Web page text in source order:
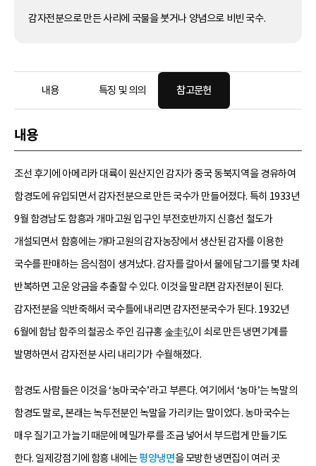
감자전분으로 만든 사리에 국물을 붓거나 양념으로 비빈 국수.
내용 특징 및 의의 참고문헌
내용
조선 후기에 아메리카 대륙이 원산지인 감자가 중국 동북지역을 경유하여
함경도에 유입되면서 감자전분으로 만든 국수가 만들어졌다. 특히 1933년
9월 함경남도 함흥과 개마고원 입구인 부전호반까지 신흥선 철도가
개설되면서 함흥에는 개마고원의 감자농장에서 생산된 감자를 이용한
국수를 판매하는 음식점이 생겨났다. 감자를 갈아서 물에 담그기를 몇 차례
반복하면 고운 앙금을 추출할 수 있다. 이것을 말리면 감자전분이 된다.
감자전분을 익반죽해서 국수틀에 내리면 감자전분국수가 된다. 1932년
6월에 함남 함주의 철공소 주인 김규홍 金圭弘이 쇠로 만든 냉면기계를
발명하면서 감자전분 사리 내리기가 수월해졌다.
함경도 사람들은 이것을 ‘농마국수’라고 부른다. 여기에서 ‘농마’는 녹말의
함경도 말로, 본래는 녹두전분인 녹말을 가리키는 말이었다. 농마국수는
매우 질기고 가늘기 때문에 메밀가루를 조금 넣어서 부드럽게 만들기도
한다. 일제강점기에 함흥 내에는평양냉면을 모방한 냉면집이 여러 곳